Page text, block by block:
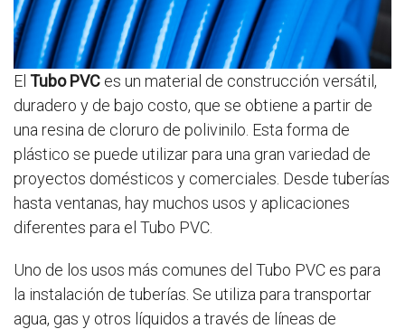
El Tubo PVC es un material de construcción versátil,
duradero y de bajo costo, que se obtiene a partir de
una resina de cloruro de polivinilo. Esta forma de
plástico se puede utilizar para una gran variedad de
proyectos domésticos y comerciales. Desde tuberías
hasta ventanas, hay muchos usos y aplicaciones
diferentes para el Tubo PVC.
Uno de los usos más comunes del Tubo PVC es para
la instalación de tuberías. Se utiliza para transportar
agua, gas y otros líquidos a través de líneas de